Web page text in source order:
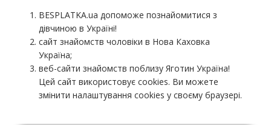
BESPLATKA.ua допоможе познайомитися з
дівчиною в Україні!
сайт знайомств чоловіки в Нова Каховка
Україна;
веб-сайти знайомств поблизу Яготин Україна!
Цей сайт використовує cookies. Ви можете
змінити налаштування cookies у своєму браузері.